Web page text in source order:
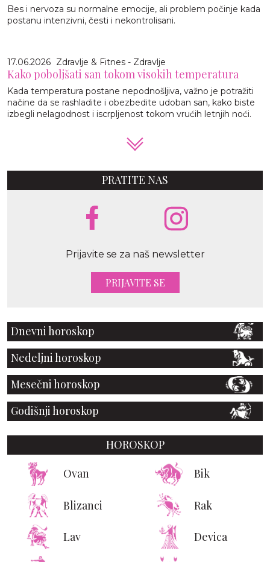
Bes i nervoza su normalne emocije, ali problem počinje kada
postanu intenzivni, česti i nekontrolisani.
17.06.2026 Zdravlje & Fitnes - Zdravlje
Kako poboljšati san tokom visokih temperatura
Kada temperatura postane nepodnošljiva, važno je potražiti
načine da se rashladite i obezbedite udoban san, kako biste
izbegli nelagodnost i iscrpljenost tokom vrućih letnjih noći.
PRATITE NAS
Prijavite se za naš newsletter
PRIJAVITE SE
Dnevni horoskop
Nedeljni horoskop
Mesečni horoskop
Godišnji horoskop
HOROSKOP
Ovan Bik
Blizanci Rak
Lav Devica